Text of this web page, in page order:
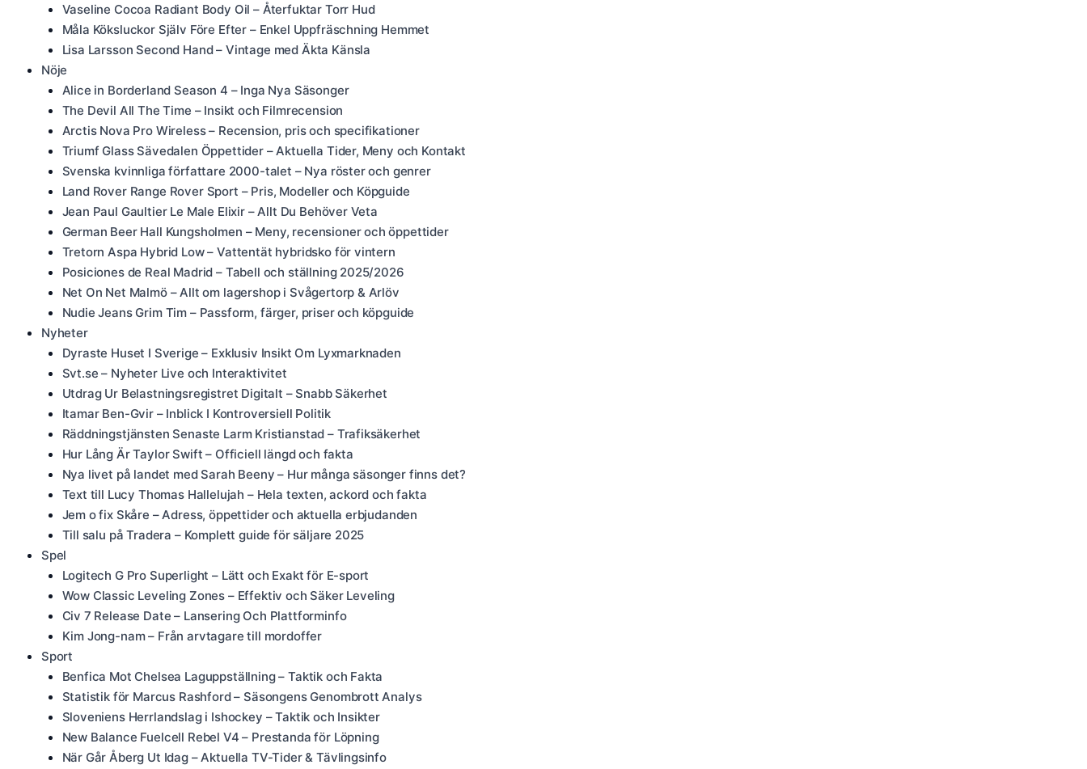
Vaseline Cocoa Radiant Body Oil – Återfuktar Torr Hud
Måla Köksluckor Själv Före Efter – Enkel Uppfräschning Hemmet
Lisa Larsson Second Hand – Vintage med Äkta Känsla
Nöje
Alice in Borderland Season 4 – Inga Nya Säsonger
The Devil All The Time – Insikt och Filmrecension
Arctis Nova Pro Wireless – Recension, pris och specifikationer
Triumf Glass Sävedalen Öppettider – Aktuella Tider, Meny och Kontakt
Svenska kvinnliga författare 2000-talet – Nya röster och genrer
Land Rover Range Rover Sport – Pris, Modeller och Köpguide
Jean Paul Gaultier Le Male Elixir – Allt Du Behöver Veta
German Beer Hall Kungsholmen – Meny, recensioner och öppettider
Tretorn Aspa Hybrid Low – Vattentät hybridsko för vintern
Posiciones de Real Madrid – Tabell och ställning 2025/2026
Net On Net Malmö – Allt om lagershop i Svågertorp & Arlöv
Nudie Jeans Grim Tim – Passform, färger, priser och köpguide
Nyheter
Dyraste Huset I Sverige – Exklusiv Insikt Om Lyxmarknaden
Svt.se – Nyheter Live och Interaktivitet
Utdrag Ur Belastningsregistret Digitalt – Snabb Säkerhet
Itamar Ben-Gvir – Inblick I Kontroversiell Politik
Räddningstjänsten Senaste Larm Kristianstad – Trafiksäkerhet
Hur Lång Är Taylor Swift – Officiell längd och fakta
Nya livet på landet med Sarah Beeny – Hur många säsonger finns det?
Text till Lucy Thomas Hallelujah – Hela texten, ackord och fakta
Jem o fix Skåre – Adress, öppettider och aktuella erbjudanden
Till salu på Tradera – Komplett guide för säljare 2025
Spel
Logitech G Pro Superlight – Lätt och Exakt för E-sport
Wow Classic Leveling Zones – Effektiv och Säker Leveling
Civ 7 Release Date – Lansering Och Plattforminfo
Kim Jong-nam – Från arvtagare till mordoffer
Sport
Benfica Mot Chelsea Laguppställning – Taktik och Fakta
Statistik för Marcus Rashford – Säsongens Genombrott Analys
Sloveniens Herrlandslag i Ishockey – Taktik och Insikter
New Balance Fuelcell Rebel V4 – Prestanda för Löpning
När Går Åberg Ut Idag – Aktuella TV-Tider & Tävlingsinfo